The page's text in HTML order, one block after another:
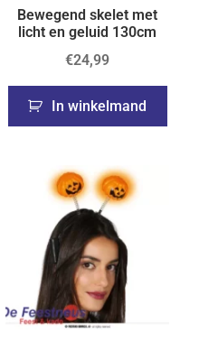
Bewegend skelet met
licht en geluid 130cm
€24,99
In winkelmand